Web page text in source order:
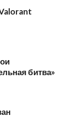
битва»